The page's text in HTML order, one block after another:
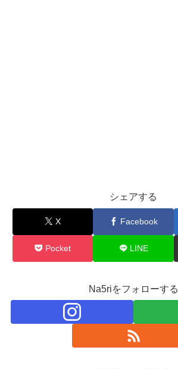
シェアする
X Facebook
Pocket LINE
Na5riをフォローする